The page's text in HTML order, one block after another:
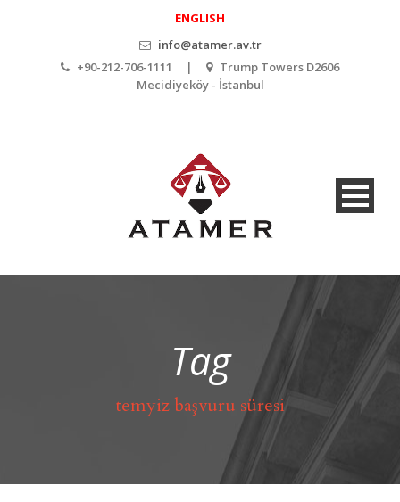
ENGLISH
info@atamer.av.tr
+90-212-706-1111 |
Trump Towers D2606
Mecidiyeköy - İstanbul
Tag
temyiz başvuru süresi